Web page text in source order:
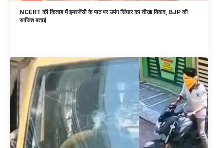
NCERT की किताब में इमरजेंसी के पाठ पर उमंग सिंघार का तीखा विवाद, BJP की
साजिश बताई